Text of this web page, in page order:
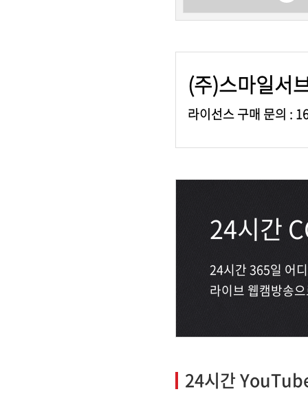
(주)스마일서
라이선스 구매 문의 :
24시간
24시간 365일 어
라이브 웹캠방송
24시간